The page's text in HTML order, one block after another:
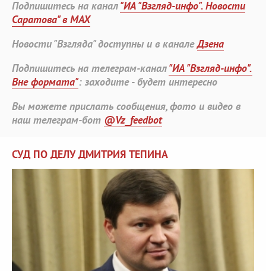
Подпишитесь на канал"ИА "Взгляд-инфо". Новости
Саратова" в MAX
Новости "Взгляда" доступны и в каналеДзена
Подпишитесь на телеграм-канал"ИА "Взгляд-инфо".
Вне формата": заходите - будет интересно
Вы можете прислать сообщения, фото и видео в
наш телеграм-бот @Vz_feedbot
СУД ПО ДЕЛУ ДМИТРИЯ ТЕПИНА